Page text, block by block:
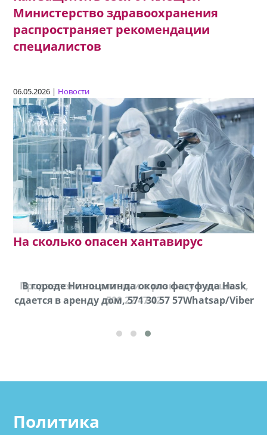
Министерство здравоохранения
распространяет рекомендации
специалистов
06.05.2026 | Новости
На сколько опасен хантавирус
Продается соль оптом и в розницу в мешках,
500 22 47 42
В городе Ниноцминда около фастфуда Hask
cдается в аренду дом, 571 30 57 57Whatsap/Viber
Политика